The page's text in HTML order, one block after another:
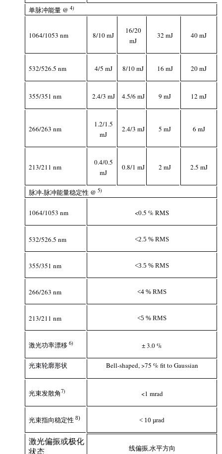
单脉冲能量 @4)
1064/1053 nm 8/10 mJ
16/20
mJ
32 mJ 40mJ
532/526.5 nm 4/5 mJ 8/10 mJ 16 mJ 20 mJ
355/351 nm 2.4/3 mJ 4.5/6 mJ 9 mJ 12 mJ
266/263 nm
1.2/1.5
mJ
2.4/3 mJ 5 mJ 6 mJ
213/211 nm
0.4/0.5
mJ
0.8/1 mJ 2 mJ 2.5 mJ
脉冲-脉冲能量稳定性 @5)
1064/1053 nm <0.5 % RMS
532/526.5 nm <2.5 % RMS
355/351 nm <3.5 % RMS
266/263 nm <4 % RMS
213/211 nm <5 % RMS
激光功率漂移6) ± 3.0 %
光束轮廓形状 Bell-shaped, >75 % fit to Gaussian
光束发散角7) <1 mrad
光束指向稳定性8) < 10 µrad
激光偏振或极化
状态
线偏振,水平方向